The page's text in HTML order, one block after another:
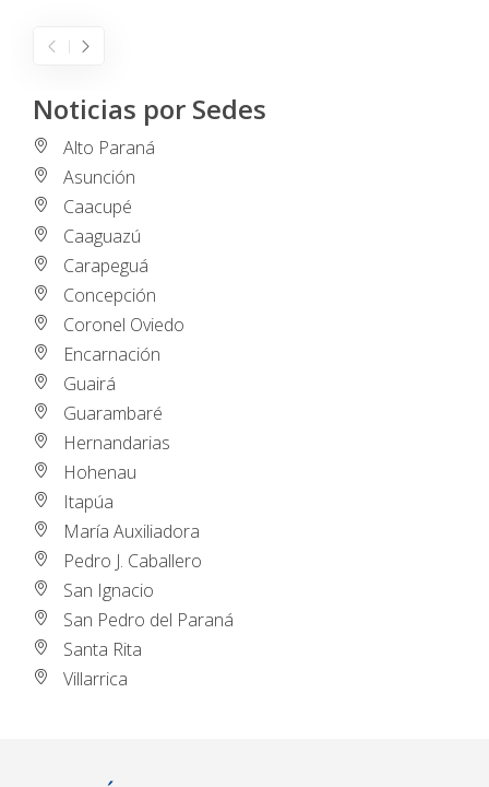
Noticias por Sedes
Alto Paraná
Asunción
Caacupé
Caaguazú
Carapeguá
Concepción
Coronel Oviedo
Encarnación
Guairá
Guarambaré
Hernandarias
Hohenau
Itapúa
María Auxiliadora
Pedro J. Caballero
San Ignacio
San Pedro del Paraná
Santa Rita
Villarrica